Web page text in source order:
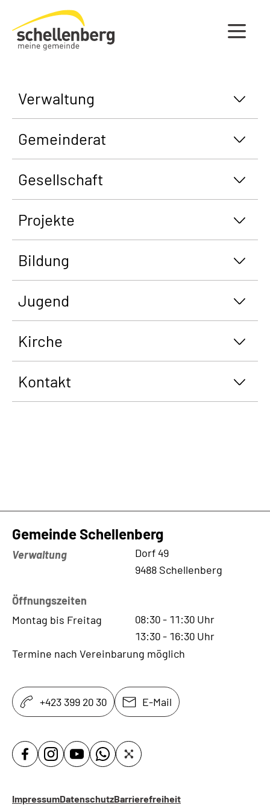
Gemeinde Schellenberg Startseite
Verwaltung
Gemeinderat
Gesellschaft
Projekte
Bildung
Jugend
Kirche
Kontakt
Gemeinde Schellenberg
Verwaltung
Dorf 49
9488 Schellenberg
Öffnungszeiten
Montag bis Freitag
08:30- 11:30 Uhr
13:30- 16:30 Uhr
Termine nach Vereinbarung möglich
+423 399 20 30 E-Mail
ImpressumDatenschutzBarrierefreiheit